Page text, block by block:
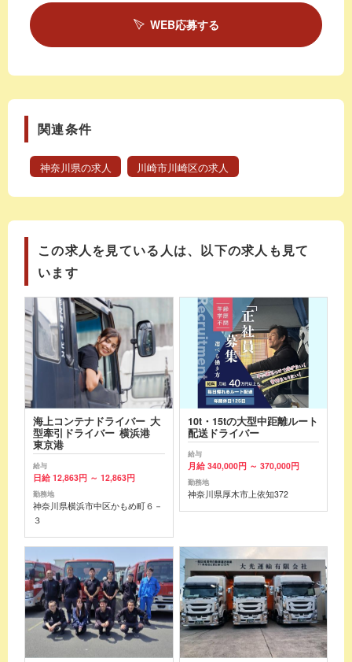
WEB応募する
関連条件
神奈川県の求人 川崎市川崎区の求人
この求人を見ている人は、以下の求人も見て
います
海上コンテナドライバー 大
型牽引ドライバー 横浜港
東京港
給与
日給 12,863円 ～ 12,863円
勤務地
神奈川県横浜市中区かもめ町６－
３
10t・15tの大型中距離ルート
配送ドライバー
給与
月給 340,000円 ～ 370,000円
勤務地
神奈川県厚木市上依知372